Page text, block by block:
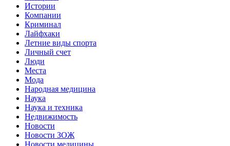
Истории
Компании
Криминал
Лайфхаки
Летние виды спорта
Личный счет
Люди
Места
Мода
Народная медицина
Наука
Наука и техника
Недвижимость
Новости
Новости ЗОЖ
Новости медицины